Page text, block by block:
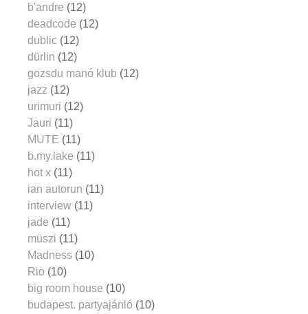
b'andre (12)
deadcode (12)
dublic (12)
dürlin (12)
gozsdu manó klub (12)
jazz (12)
urimuri (12)
Jauri (11)
MUTE (11)
b.my.lake (11)
hot x (11)
ian autorun (11)
interview (11)
jade (11)
müszi (11)
Madness (10)
Rio (10)
big room house (10)
budapest. partyajánló (10)